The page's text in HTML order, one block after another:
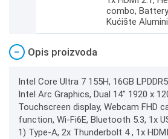
combo,
Kućište
− Opis proizvoda
Intel Core Ultra 7 155H, 16GB
Intel Arc Graphics, Dual 14" 1920 x
Touchscreen display, Webcam FHD
function, Wi-Fi6E, Bluetooth 5.3, 1x
1) Type-A, 2x Thunderbolt 4 , 1x